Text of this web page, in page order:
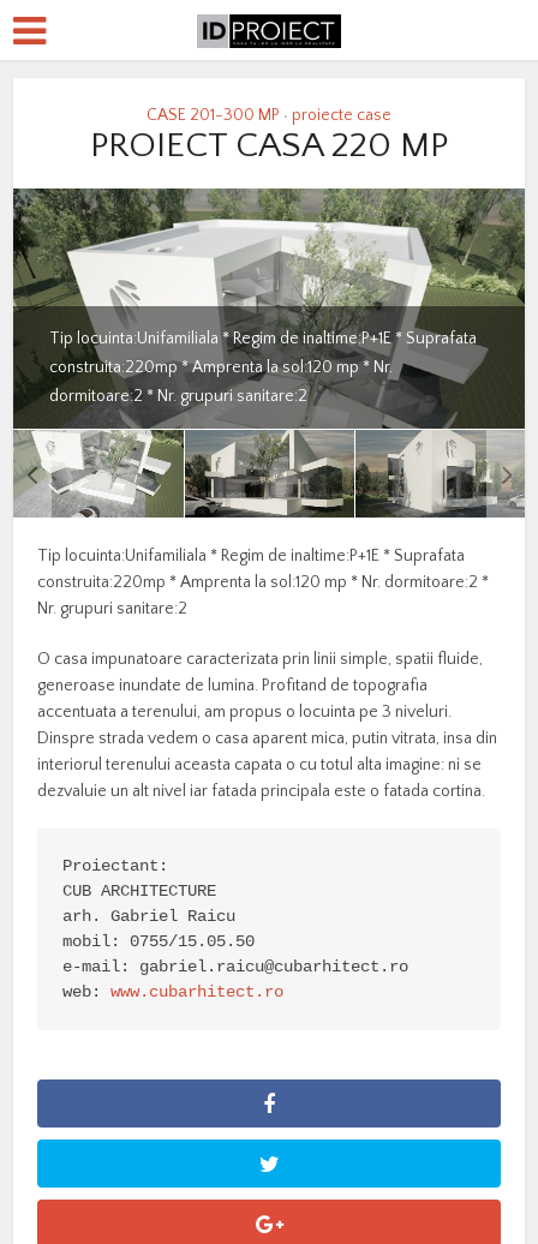
CASE 201-300 MP • proiecte case
PROIECT CASA 220 MP
Tip locuinta:Unifamiliala * Regim de inaltime:P+1E * Suprafata
construita:220mp * Amprenta la sol:120 mp * Nr.
dormitoare:2 * Nr. grupuri sanitare:2
Tip locuinta:Unifamiliala * Regim de inaltime:P+1E * Suprafata
construita:220mp * Amprenta la sol:120 mp * Nr. dormitoare:2 *
Nr. grupuri sanitare:2
O casa impunatoare caracterizata prin linii simple, spatii fluide,
generoase inundate de lumina. Profitand de topografia
accentuata a terenului, am propus o locuinta pe 3 niveluri.
Dinspre strada vedem o casa aparent mica, putin vitrata, insa din
interiorul terenului aceasta capata o cu totul alta imagine: ni se
dezvaluie un alt nivel iar fatada principala este o fatada cortina.
Proiectant:
CUB ARCHITECTURE
arh. Gabriel Raicu
mobil: 0755/15.05.50
e-mail: gabriel.raicu@cubarhitect.ro
web: www.cubarhitect.ro